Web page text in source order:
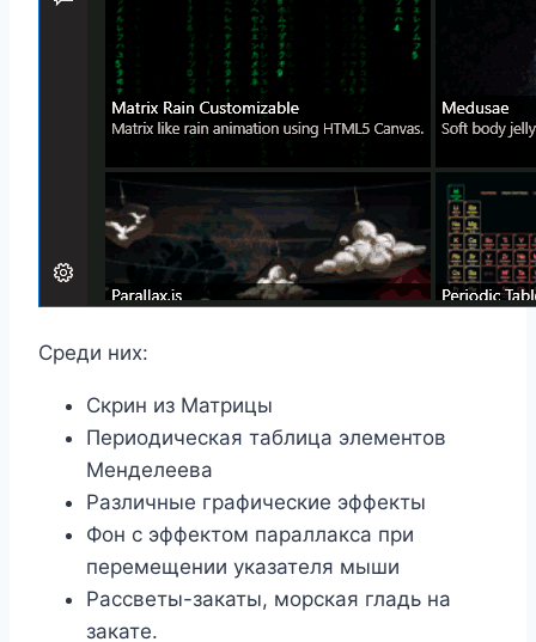
Среди них:
Скрин из Матрицы
Периодическая таблица элементов
Менделеева
Различные графические эффекты
Фон с эффектом параллакса при
перемещении указателя мыши
Рассветы-закаты, морская гладь на
закате.